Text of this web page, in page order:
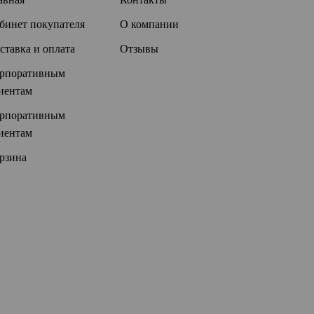
покупателя
и оплата
О компании
Отзывы